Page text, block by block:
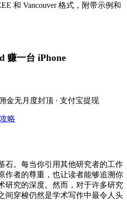
和 Vancouver 格式，附带示例和
赚一台 iPhone
金无月度封顶 · 支付宝提现
略
石。每当你引用其他研究者的工作
作者的尊重，也让读者能够追溯你
研究的深度。然而，对于许多研究
间穿梭仍然是学术写作中最令人头